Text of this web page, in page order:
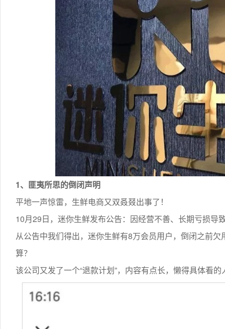
1、匪夷所思的倒闭声明
平地一声惊雷，生鲜电商又双叒叕出事了！
10月29日，迷你生鲜发布公告：因经营不善、长期亏损导
从公告中我们得出，迷你生鲜有8万会员用户，倒闭之前
算？
该公司又发了一个“退款计划”，内容有点长，懒得具体看